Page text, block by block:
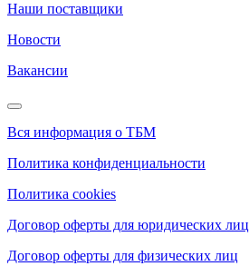
Наши поставщики
Новости
Вакансии
Вся информация о ТБМ
Политика конфиденциальности
Политика cookies
Договор оферты для юридических лиц
Договор оферты для физических лиц